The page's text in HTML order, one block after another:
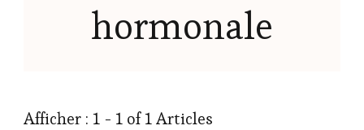
hormonale
Afficher : 1 - 1 of 1 Articles